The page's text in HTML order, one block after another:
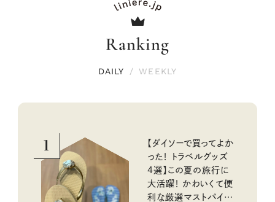
Ranking
DAILY / WEEKLY
1
【ダイソーで買ってよか
った！ トラベルグッズ
4選】この夏の旅行に
大活躍！ かわいくて便
利な厳選マストバイア